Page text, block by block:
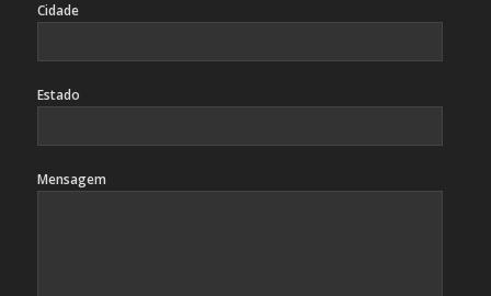
Cidade
Estado
Mensagem